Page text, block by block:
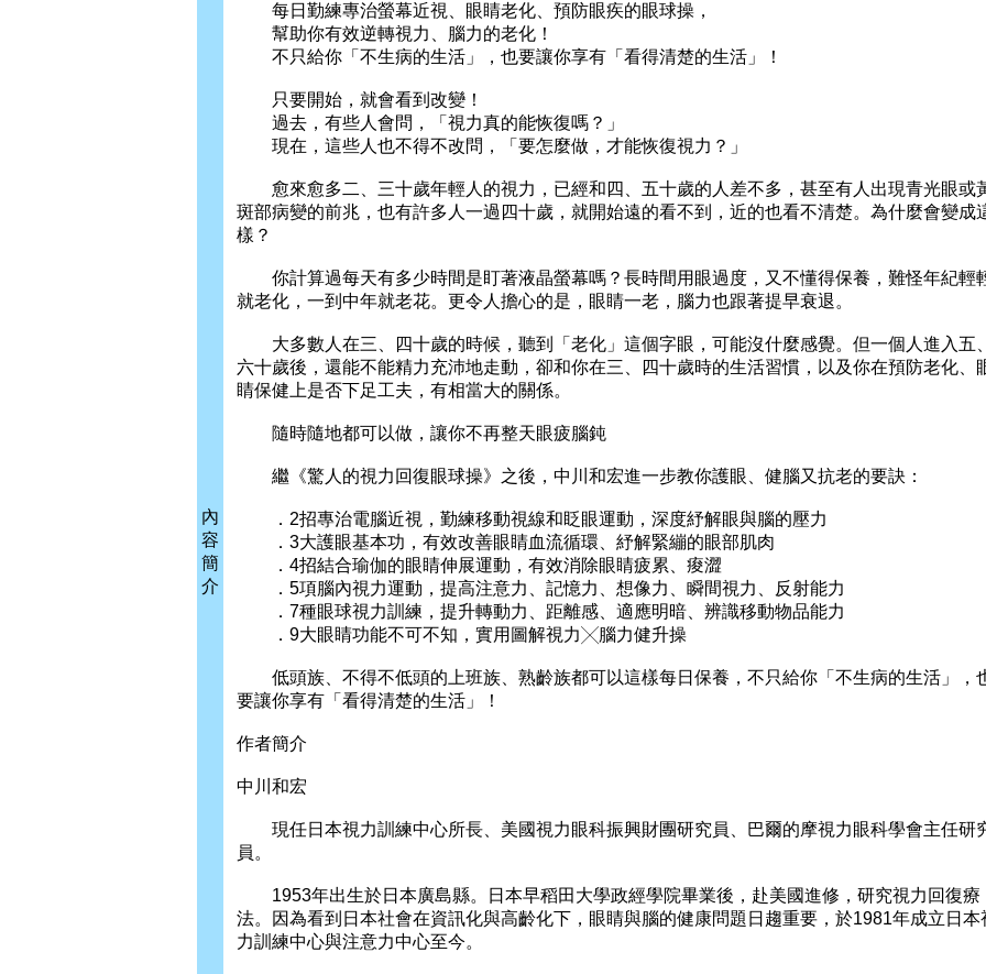
內
容
簡
介
每日勤練專治螢幕近視、眼睛老化、預防眼疾的眼球操，
幫助你有效逆轉視力、腦力的老化！
不只給你「不生病的生活」，也要讓你享有「看得清楚的生活」！
只要開始，就會看到改變！
過去，有些人會問，「視力真的能恢復嗎？」
現在，這些人也不得不改問，「要怎麼做，才能恢復視力？」
愈來愈多二、三十歲年輕人的視力，已經和四、五十歲的人差不多，甚至有人出現青光眼或
斑部病變的前兆，也有許多人一過四十歲，就開始遠的看不到，近的也看不清楚。為什麼會變成
樣？
你計算過每天有多少時間是盯著液晶螢幕嗎？長時間用眼過度，又不懂得保養，難怪年紀輕
就老化，一到中年就老花。更令人擔心的是，眼睛一老，腦力也跟著提早衰退。
大多數人在三、四十歲的時候，聽到「老化」這個字眼，可能沒什麼感覺。但一個人進入五
六十歲後，還能不能精力充沛地走動，卻和你在三、四十歲時的生活習慣，以及你在預防老化、
睛保健上是否下足工夫，有相當大的關係。
隨時隨地都可以做，讓你不再整天眼疲腦鈍
繼《驚人的視力回復眼球操》之後，中川和宏進一步教你護眼、健腦又抗老的要訣：
．2招專治電腦近視，勤練移動視線和眨眼運動，深度紓解眼與腦的壓力
．3大護眼基本功，有效改善眼睛血流循環、紓解緊繃的眼部肌肉
．4招結合瑜伽的眼睛伸展運動，有效消除眼睛疲累、痠澀
．5項腦內視力運動，提高注意力、記憶力、想像力、瞬間視力、反射能力
．7種眼球視力訓練，提升轉動力、距離感、適應明暗、辨識移動物品能力
．9大眼睛功能不可不知，實用圖解視力╳腦力健升操
低頭族、不得不低頭的上班族、熟齡族都可以這樣每日保養，不只給你「不生病的生活」，
要讓你享有「看得清楚的生活」！
作者簡介
中川和宏
現任日本視力訓練中心所長、美國視力眼科振興財團研究員、巴爾的摩視力眼科學會主任研
員。
1953年出生於日本廣島縣。日本早稻田大學政經學院畢業後，赴美國進修，研究視力回復療
法。因為看到日本社會在資訊化與高齡化下，眼睛與腦的健康問題日趨重要，於1981年成立日本
力訓練中心與注意力中心至今。